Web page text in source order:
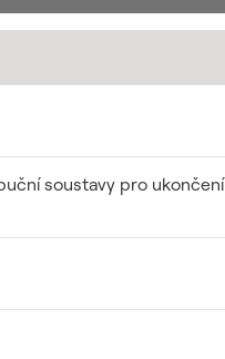
soustavy pro ukončení